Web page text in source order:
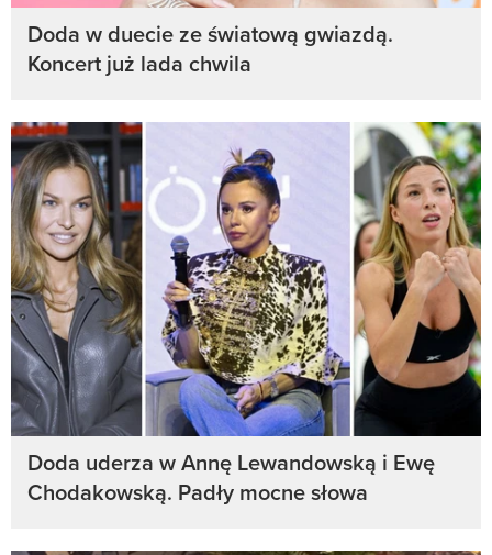
Doda w duecie ze światową gwiazdą.
Koncert już lada chwila
Doda uderza w Annę Lewandowską i Ewę
Chodakowską. Padły mocne słowa